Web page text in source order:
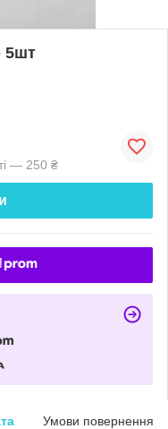
5шт
— 250 ₴
Умови повернення